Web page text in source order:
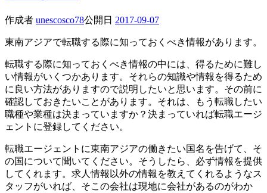
作成者 unescosco78公開日 2017-09-07
東南アジアで転職する際に知っておくべき情報があります。
転職する際に知っておくべき情報の中には、得るために難し
い情報がいくつかあります。それらの知識や情報を得るため
に良い方法がありますので説明したいと思います。その前に
確認しておきたいことがあります。それは、もう転職したい
職種や業種は決まっていますか？決まっていれば転職エージ
ェントに登録してください。
転職エージェントに東南アジアの働きたい国名を告げて、そ
の国について聞いてください。そうしたら、必ず情報を提供
してくれます。求人情報以外の情報を教えてくれるようなス
タッフがいれば、そこの会社は現地に会社があるのがわか